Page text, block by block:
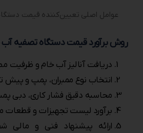
عوامل اصلی تعیین‌‌کننده قیمت
روش برآورد قیمت دستگاه تصفیه
دریافت آنالیز آب خام و ظرفیت
انتخاب نوع ممبران، پمپ و
محاسبه دقیق فشار کاری، دبی
برآورد لیست تجهیزات و قطعات
ارائه پیشنهاد فنی و مالی